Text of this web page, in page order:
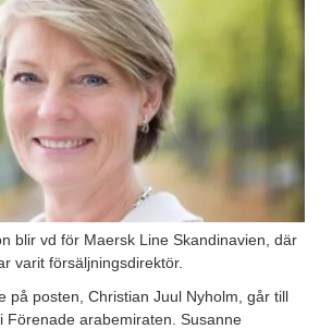
blir vd för Maersk Line Skandinavien, där
varit försäljningsdirektör.
på posten, Christian Juul Nyholm, går till
Förenade arabemiraten. Susanne